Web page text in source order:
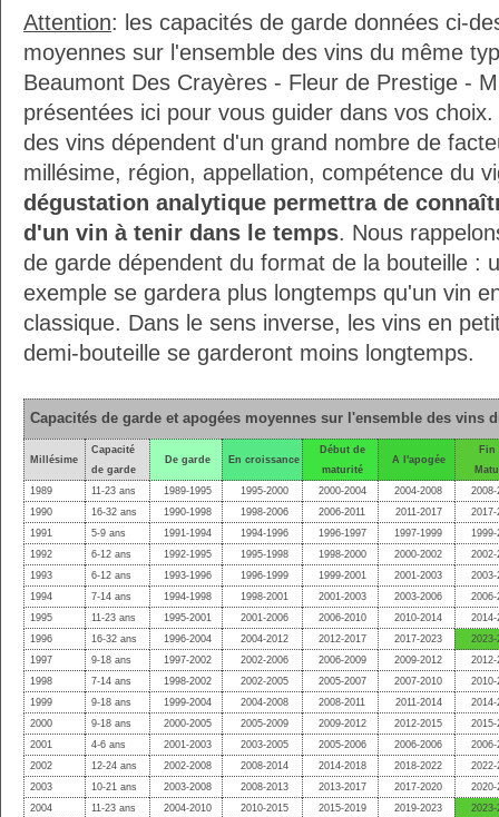
Attention: les capacités de garde données ci-
moyennes sur l'ensemble des vins du même
Beaumont Des Crayères - Fleur de Prestige -
présentées ici pour vous guider dans vos
des vins dépendent d'un grand nombre de
millésime, région, appellation, compétence du
dégustation analytique permettra de
d'un vin à tenir dans le temps. Nous
de garde dépendent du format de la bouteille :
exemple se gardera plus longtemps qu'un vin
classique. Dans le sens inverse, les vins en
demi-bouteille se garderont moins longtemps.
Capacités de garde et apogées moyennes sur l'ensemble des vins
Millésime
Capacité
de garde
De garde En croissance
Début de
maturité
A l'apogée
Fin
1989
11-23 ans 1989-1995 1995-2000 2000-2004 2004-2008
2008-
1990
16-32 ans 1990-1998 1998-2006 2006-2011 2011-2017
2017-
1991
5-9 ans 1991-1994 1994-1996 1996-1997 1997-1999
1999-
1992
6-12 ans 1992-1995 1995-1998 1998-2000 2000-2002
2002-
1993
6-12 ans 1993-1996 1996-1999 1999-2001 2001-2003
2003-
1994
7-14 ans 1994-1998 1998-2001 2001-2003 2003-2006
2006-
1995
11-23 ans 1995-2001 2001-2006 2006-2010 2010-2014
2014-
1996
16-32 ans 1996-2004 2004-2012 2012-2017 2017-2023
2023-
1997
9-18 ans 1997-2002 2002-2006 2006-2009 2009-2012
2012-
1998
7-14 ans 1998-2002 2002-2005 2005-2007 2007-2010
2010-
1999
9-18 ans 1999-2004 2004-2008 2008-2011 2011-2014
2014-
2000
9-18 ans 2000-2005 2005-2009 2009-2012 2012-2015
2015-
2001
4-6 ans 2001-2003 2003-2005 2005-2006 2006-2006
2006-
2002
12-24 ans 2002-2008 2008-2014 2014-2018 2018-2022
2022-
2003
10-21 ans 2003-2008 2008-2013 2013-2017 2017-2020
2020-
2004
11-23 ans 2004-2010 2010-2015 2015-2019 2019-2023
2023-